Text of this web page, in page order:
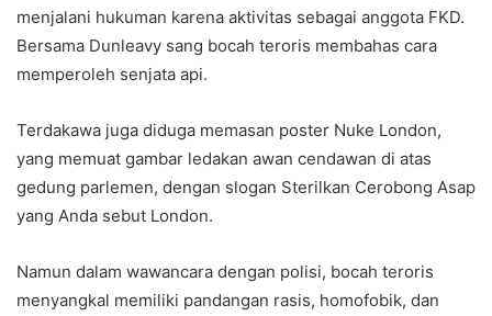
menjalani hukuman karena aktivitas sebagai anggota FKD.
Bersama Dunleavy sang bocah teroris membahas cara
memperoleh senjata api.
Terdakawa juga diduga memasan poster Nuke London,
yang memuat gambar ledakan awan cendawan di atas
gedung parlemen, dengan slogan Sterilkan Cerobong Asap
yang Anda sebut London.
Namun dalam wawancara dengan polisi, bocah teroris
menyangkal memiliki pandangan rasis, homofobik, dan